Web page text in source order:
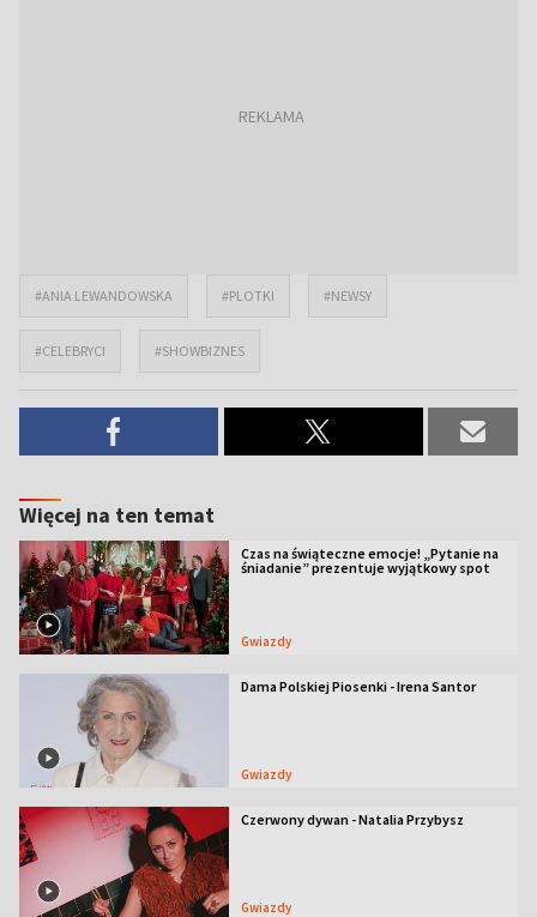
#ANIA LEWANDOWSKA #PLOTKI #NEWSY
#CELEBRYCI #SHOWBIZNES
Więcej na ten temat
Czas na świąteczne emocje! „Pytanie na
śniadanie” prezentuje wyjątkowy spot
Gwiazdy
Dama Polskiej Piosenki - Irena Santor
Gwiazdy
Czerwony dywan - Natalia Przybysz
Gwiazdy